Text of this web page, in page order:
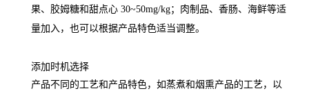
果、胶姆糖和甜点心 30~50mg/kg；肉制品、香肠、海鲜等适
量加入，也可以根据产品特色适当调整。
添加时机选择
产品不同的工艺和产品特色，如蒸煮和烟熏产品的工艺，以